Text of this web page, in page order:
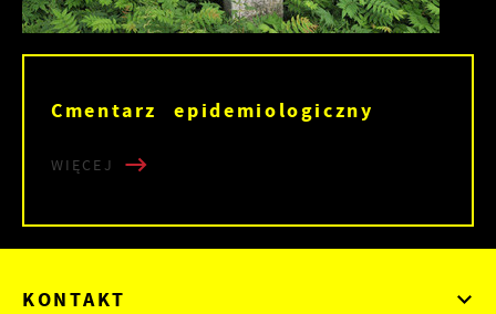
Cmentarz epidemiologiczny
WIĘCEJ
KONTAKT